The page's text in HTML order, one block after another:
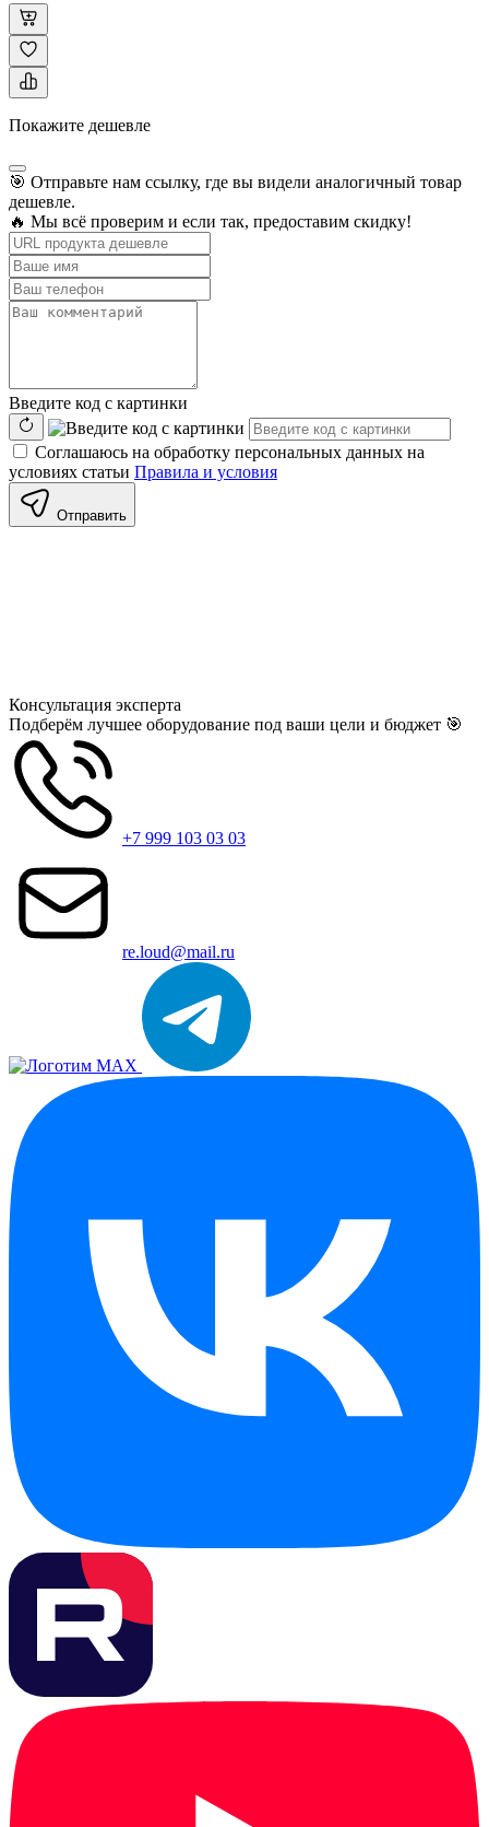
Покажите дешевле
🎯 Отправьте нам ссылку, где вы видели аналогичный товар
дешевле.
🔥 Мы всё проверим и если так, предоставим скидку!
Введите код с картинки
Соглашаюсь на обработку персональных данных на
условиях статьи Правила и условия
Отправить
Консультация эксперта
Подберём лучшее оборудование под ваши цели и бюджет 🎯
+7 999 103 03 03
re.loud@mail.ru